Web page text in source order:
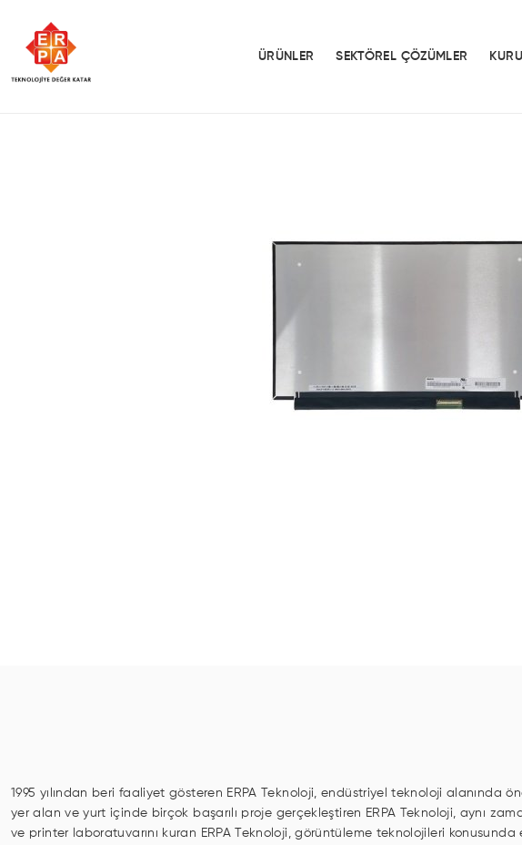
ÜRÜNLER SEKTÖREL ÇÖZÜMLER
1995 yılından beri faaliyet gösteren ERPA Teknoloji, endüstriyel teknoloji alanında
yer alan ve yurt içinde birçok başarılı proje gerçekleştiren ERPA Teknoloji, aynı
ve printer laboratuvarını kuran ERPA Teknoloji, görüntüleme teknolojileri